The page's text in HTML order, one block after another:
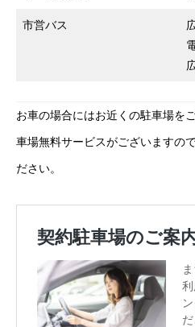
市営バス
お車の場合にはお近くの駐車場を
車場無料サービスがございますの
ださい。